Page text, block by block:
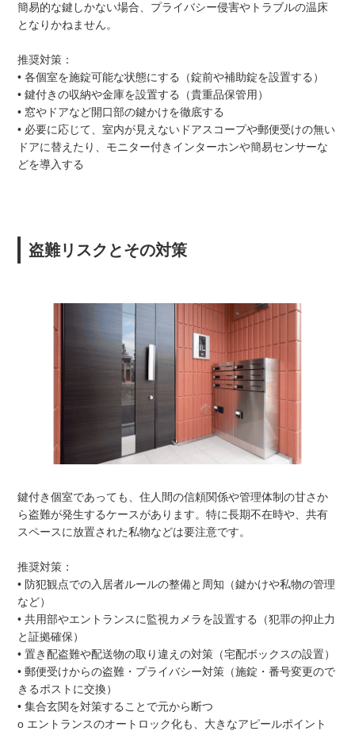
簡易的な鍵しかない場合、プライバシー侵害やトラブルの温床
となりかねません。
推奨対策：
• 各個室を施錠可能な状態にする（錠前や補助錠を設置する）
• 鍵付きの収納や金庫を設置する（貴重品保管用）
• 窓やドアなど開口部の鍵かけを徹底する
• 必要に応じて、室内が見えないドアスコープや郵便受けの無い
ドアに替えたり、モニター付きインターホンや簡易センサーな
どを導入する
盗難リスクとその対策
鍵付き個室であっても、住人間の信頼関係や管理体制の甘さか
ら盗難が発生するケースがあります。特に長期不在時や、共有
スペースに放置された私物などは要注意です。
推奨対策：
• 防犯観点での入居者ルールの整備と周知（鍵かけや私物の管理
など）
• 共用部やエントランスに監視カメラを設置する（犯罪の抑止力
と証拠確保）
• 置き配盗難や配送物の取り違えの対策（宅配ボックスの設置）
• 郵便受けからの盗難・プライバシー対策（施錠・番号変更ので
きるポストに交換）
• 集合玄関を対策することで元から断つ
o エントランスのオートロック化も、大きなアピールポイント